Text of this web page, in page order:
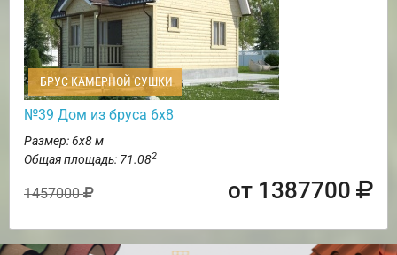
БРУС КАМЕРНОЙ СУШКИ
№39 Дом из бруса 6х8
Размер: 6х8 м
Общая площадь: 71.082
1457000 от 1387700